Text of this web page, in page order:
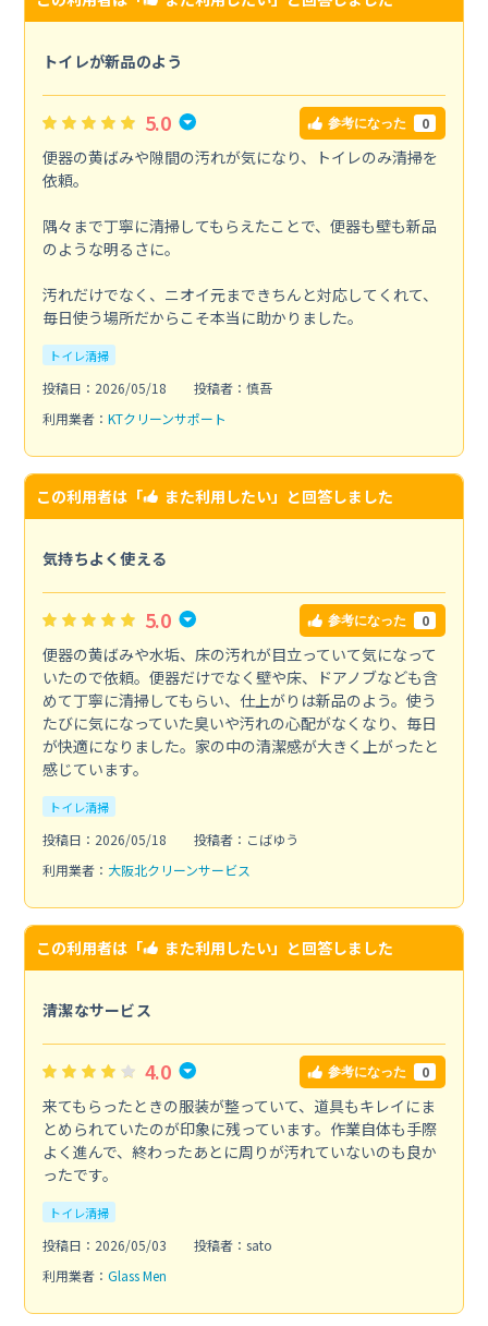
トイレが新品のよう
5.0 参考になった 0
便器の黄ばみや隙間の汚れが気になり、トイレのみ清掃を
依頼。
隅々まで丁寧に清掃してもらえたことで、便器も壁も新品
のような明るさに。
汚れだけでなく、ニオイ元まできちんと対応してくれて、
毎日使う場所だからこそ本当に助かりました。
トイレ清掃
投稿日：2026/05/18
投稿者：慎吾
利用業者： KTクリーンサポート
この利用者は「 また利用したい」と回答しました
気持ちよく使える
5.0 参考になった 0
便器の黄ばみや水垢、床の汚れが目立っていて気になって
いたので依頼。便器だけでなく壁や床、ドアノブなども含
めて丁寧に清掃してもらい、仕上がりは新品のよう。使う
たびに気になっていた臭いや汚れの心配がなくなり、毎日
が快適になりました。家の中の清潔感が大きく上がったと
感じています。
トイレ清掃
投稿日：2026/05/18
投稿者：こばゆう
利用業者： 大阪北クリーンサービス
この利用者は「 また利用したい」と回答しました
清潔なサービス
4.0 参考になった 0
来てもらったときの服装が整っていて、道具もキレイにま
とめられていたのが印象に残っています。作業自体も手際
よく進んで、終わったあとに周りが汚れていないのも良か
ったです。
トイレ清掃
投稿日：2026/05/03
投稿者：sato
利用業者： Glass Men